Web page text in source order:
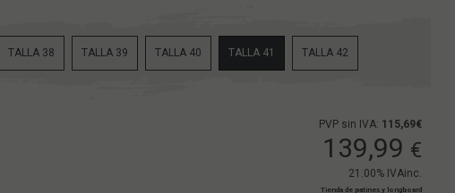
TALLA 38 TALLA 39 TALLA 40 TALLA 41 TALLA 42
PVP sin IVA: 115,69€
139,99 €
21.00% IVAinc.
Tienda de patines y longboard